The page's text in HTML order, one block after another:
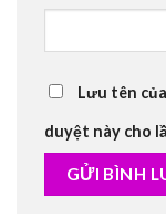
Lưu tên
duyệt này cho